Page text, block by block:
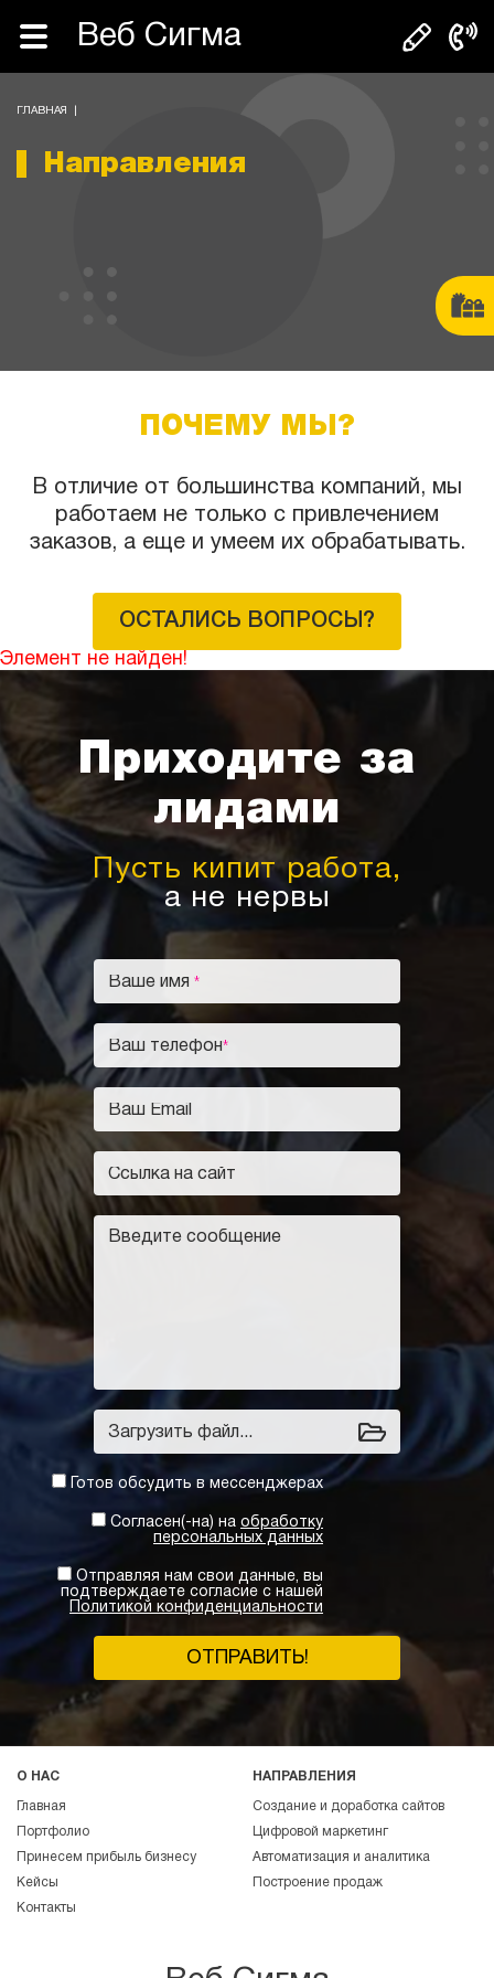
Веб Сигма
ГЛАВНАЯ
Направления
ПОЧЕМУ МЫ?
В отличие от большинства компаний, мы
работаем не только с привлечением
заказов, а еще и умеем их обрабатывать.
ОСТАЛИСЬ ВОПРОСЫ?
Элемент не найден!
Приходите за
лидами
Пусть кипит работа,
а не нервы
Загрузить файл...
Готов обсудить в мессенджерах
Согласен(-на) на обработку
персональных данных
Отправляя нам свои данные, вы
подтверждаете согласие с нашей
Политикой конфиденциальности
ОТПРАВИТЬ!
О НАС
Главная
Портфолио
Принесем прибыль бизнесу
Кейсы
Контакты
НАПРАВЛЕНИЯ
Создание и доработка сайтов
Цифровой маркетинг
Автоматизация и аналитика
Построение продаж